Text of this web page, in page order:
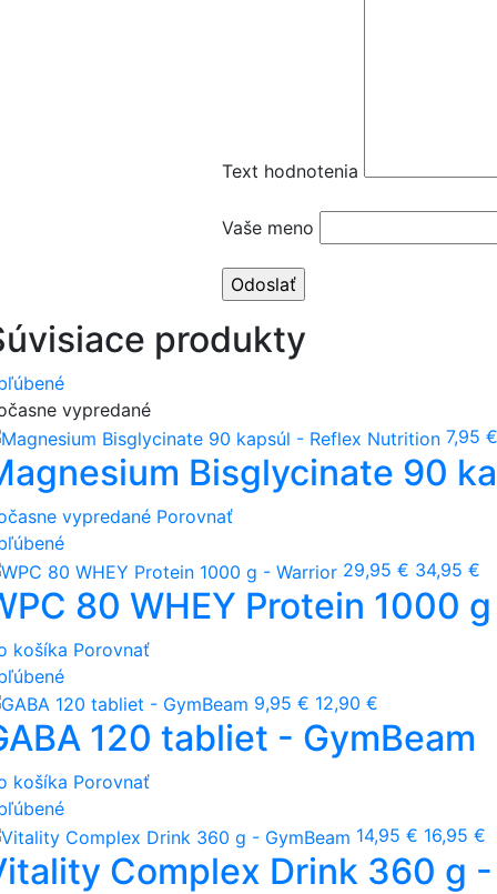
Text hodnotenia
Vaše meno
produkty
vypredané
7,95 €
Bisglycinate 90
vypredané Porovnať
29,95 € 34,95 €
80 WHEY Protein 1000
košíka Porovnať
9,95 € 12,90 €
120 tabliet - GymBeam
košíka Porovnať
14,95 € 16,95 €
Complex Drink 360 g -